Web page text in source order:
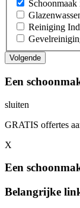
Reiniging
Een
sluiten
GRATIS offertes
X
Een
Belangrijke